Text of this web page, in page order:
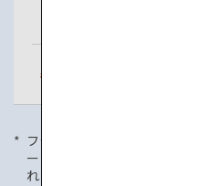
毎日
フライト情報は2023年7月1日現
ートナー航空会社とのコードシ
れらの情報は予告なく変更される